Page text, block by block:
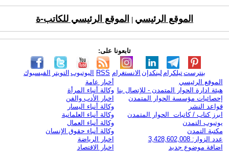
الموقع الرئيسي الموقع الرئيسي للكاتب-ة
تابعونا على:
الفيسبوك التويتر اليوتيوب RSS الانستغرام لينكدإن تيلكرامبنترست
الموقع الرئيسي
هيئة ادارة الحوار المتمدن - للإتصال بنا
إحصائيات مؤسسة الحوار المتمدن
قواعد النشر
ابرز كتاب / كاتبات الحوار المتمدن
يوتيوب التمدن
مكتبة التمدن
عدد الزوار: 3,428,602,008
اضافة موضوع جديد
أخبار عامة
وكالة أنباء المرأة
اخبار الأدب والفن
وكالة أنباء اليسار
وكالة أنباء العلمانية
وكالة أنباء العمال
وكالة أنباء حقوق الإنسان
اخبار الرياضة
اخبار الاقتصاد